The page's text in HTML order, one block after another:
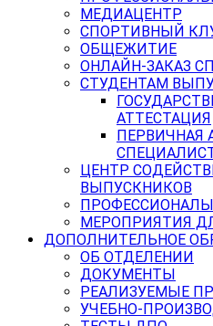
МЕДИАЦЕНТР
СПОРТИВНЫЙ
ОБЩЕЖИТИЕ
ОНЛАЙН-ЗАКАЗ
СТУДЕНТАМ
АТТЕСТАЦИЯ
ПЕРВИЧНАЯ
ЦЕНТР
ВЫПУСКНИКОВ
ПРОФЕССИОНАЛЫ
МЕРОПРИЯТИЯ
ДОПОЛНИТЕЛЬНОЕ
ОБ ОТДЕЛЕНИИ
ДОКУМЕНТЫ
РЕАЛИЗУЕМЫЕ
УЧЕБНО-